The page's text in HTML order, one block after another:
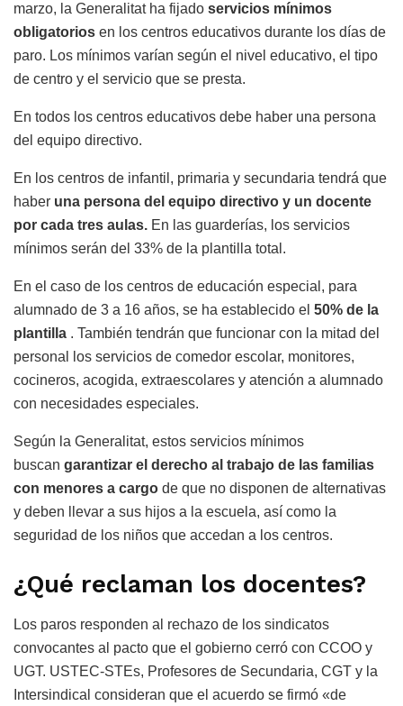
marzo, la Generalitat ha fijado servicios mínimos
obligatorios en los centros educativos durante los días de
paro. Los mínimos varían según el nivel educativo, el tipo
de centro y el servicio que se presta.
En todos los centros educativos debe haber una persona
del equipo directivo.
En los centros de infantil, primaria y secundaria tendrá que
haber una persona del equipo directivo y un docente
por cada tres aulas. En las guarderías, los servicios
mínimos serán del 33% de la plantilla total.
En el caso de los centros de educación especial, para
alumnado de 3 a 16 años, se ha establecido el 50% de la
plantilla . También tendrán que funcionar con la mitad del
personal los servicios de comedor escolar, monitores,
cocineros, acogida, extraescolares y atención a alumnado
con necesidades especiales.
Según la Generalitat, estos servicios mínimos
buscan garantizar el derecho al trabajo de las familias
con menores a cargo de que no disponen de alternativas
y deben llevar a sus hijos a la escuela, así como la
seguridad de los niños que accedan a los centros.
¿Qué reclaman los docentes?
Los paros responden al rechazo de los sindicatos
convocantes al pacto que el gobierno cerró con CCOO y
UGT. USTEC-STEs, Profesores de Secundaria, CGT y la
Intersindical consideran que el acuerdo se firmó «de